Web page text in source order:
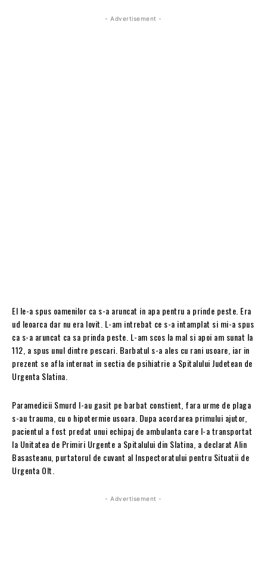
- Advertisement -
El le-a spus oamenilor ca s-a aruncat in apa pentru a prinde peste. Era
ud leoarca dar nu era lovit. L-am intrebat ce s-a intamplat si mi-a spus
ca s-a aruncat ca sa prinda peste. L-am scos la mal si apoi am sunat la
112, a spus unul dintre pescari. Barbatul s-a ales cu rani usoare, iar in
prezent se afla internat in sectia de psihiatrie a Spitalului Judetean de
Urgenta Slatina.
Paramedicii Smurd l-au gasit pe barbat constient, fara urme de plaga
s-au trauma, cu o hipotermie usoara. Dupa acordarea primului ajutor,
pacientul a fost predat unui echipaj de ambulanta care l-a transportat
la Unitatea de Primiri Urgente a Spitalului din Slatina, a declarat Alin
Basasteanu, purtatorul de cuvant al Inspectoratului pentru Situatii de
Urgenta Olt.
- Advertisement -